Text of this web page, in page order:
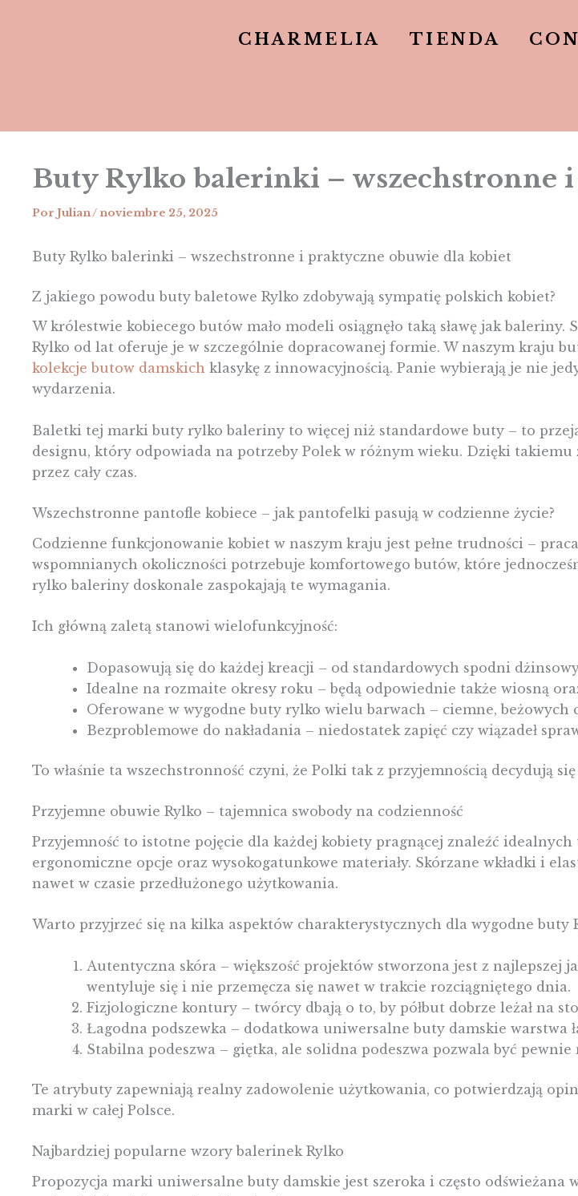
CHARMELIA TIENDA
Buty Rylko balerinki – wszechstronne
Por Julian/ noviembre 25, 2025
Buty Rylko balerinki – wszechstronne i praktyczne obuwie dla kobiet
Z jakiego powodu buty baletowe Rylko zdobywają sympatię polskich kobiet?
W królestwie kobiecego butów mało modeli osiągnęło taką sławę jak
Rylko od lat oferuje je w szczególnie dopracowanej formie. W naszym kraju
kolekcje butow damskich klasykę z innowacyjnością. Panie wybierają je nie
wydarzenia.
Baletki tej marki buty rylko baleriny to więcej niż standardowe buty – to
designu, który odpowiada na potrzeby Polek w różnym wieku. Dzięki
przez cały czas.
Wszechstronne pantofle kobiece – jak pantofelki pasują w codzienne życie?
Codzienne funkcjonowanie kobiet w naszym kraju jest pełne trudności –
wspomnianych okoliczności potrzebuje komfortowego butów, które
rylko baleriny doskonale zaspokajają te wymagania.
Ich główną zaletą stanowi wielofunkcyjność:
Dopasowują się do każdej kreacji – od standardowych spodni
Idealne na rozmaite okresy roku – będą odpowiednie także wiosną
Oferowane w wygodne buty rylko wielu barwach – ciemne,
Bezproblemowe do nakładania – niedostatek zapięć czy wiązadeł
To właśnie ta wszechstronność czyni, że Polki tak z przyjemnością decydują
Przyjemne obuwie Rylko – tajemnica swobody na codzienność
Przyjemność to istotne pojęcie dla każdej kobiety pragnącej znaleźć
ergonomiczne opcje oraz wysokogatunkowe materiały. Skórzane wkładki i
nawet w czasie przedłużonego użytkowania.
Warto przyjrzeć się na kilka aspektów charakterystycznych dla wygodne buty
Autentyczna skóra – większość projektów stworzona jest z najlepszej
wentyluje się i nie przemęcza się nawet w trakcie rozciągniętego dnia.
Fizjologiczne kontury – twórcy dbają o to, by półbut dobrze leżał na
Łagodna podszewka – dodatkowa uniwersalne buty damskie warstwa
Stabilna podeszwa – giętka, ale solidna podeszwa pozwala być
Te atrybuty zapewniają realny zadowolenie użytkowania, co potwierdzają
marki w całej Polsce.
Najbardziej popularne wzory balerinek Rylko
Propozycja marki uniwersalne buty damskie jest szeroka i często odświeżana